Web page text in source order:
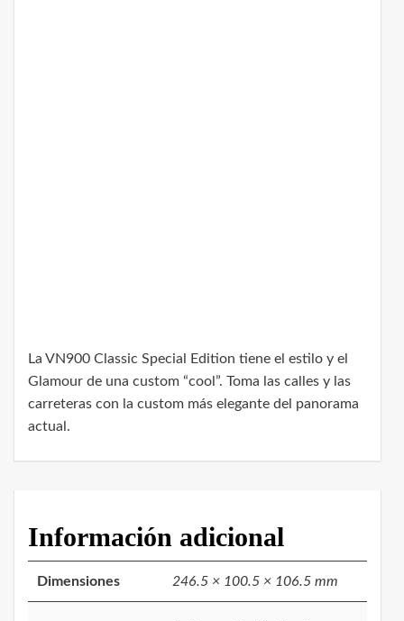
La VN900 Classic Special Edition tiene el estilo y el
Glamour de una custom “cool”. Toma las calles y las
carreteras con la custom más elegante del panorama
actual.
Información adicional
Dimensiones 246.5 × 100.5 × 106.5 mm